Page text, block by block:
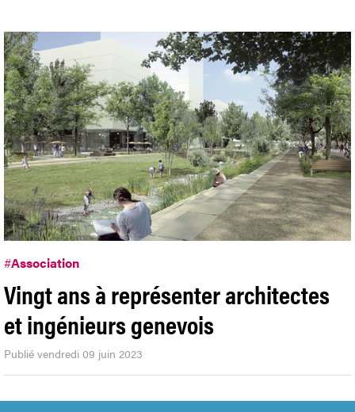
#Association
Vingt ans à représenter architectes
et ingénieurs genevois
Publié vendredi 09 juin 2023